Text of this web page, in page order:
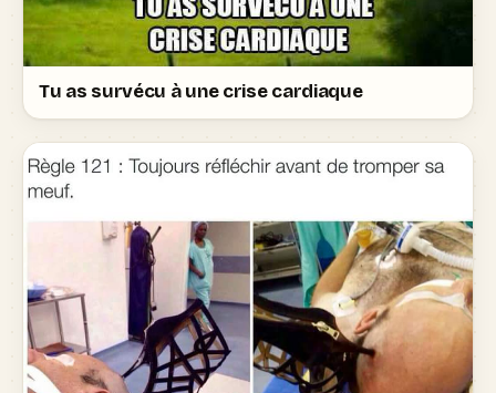
Tu as survécu à une crise cardiaque